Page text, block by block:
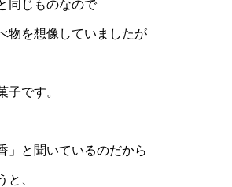
同じものなので
物を想像していましたが
子です。
」と聞いているのだから
と、